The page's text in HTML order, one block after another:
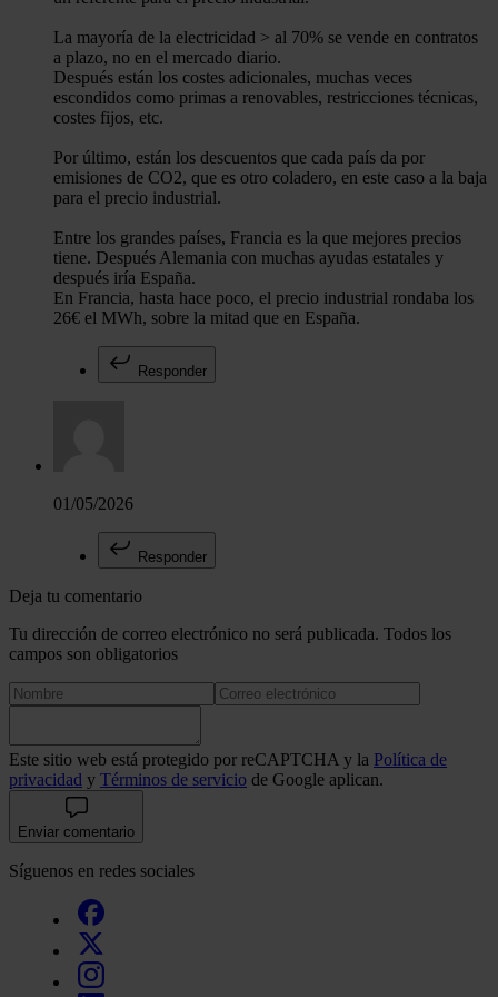
La mayoría de la electricidad > al 70% se vende en contratos
a plazo, no en el mercado diario.
Después están los costes adicionales, muchas veces
escondidos como primas a renovables, restricciones técnicas,
costes fijos, etc.
Por último, están los descuentos que cada país da por
emisiones de CO2, que es otro coladero, en este caso a la baja
para el precio industrial.
Entre los grandes países, Francia es la que mejores precios
tiene. Después Alemania con muchas ayudas estatales y
después iría España.
En Francia, hasta hace poco, el precio industrial rondaba los
26€ el MWh, sobre la mitad que en España.
Responder
01/05/2026
Responder
Deja tu comentario
Tu dirección de correo electrónico no será publicada. Todos los
campos son obligatorios
Este sitio web está protegido por reCAPTCHA y la Política de
privacidad y Términos de servicio de Google aplican.
Enviar comentario
Síguenos en redes sociales